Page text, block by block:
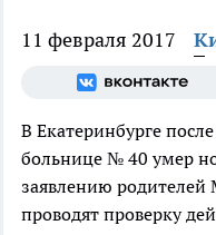
11 февраля 2017
В Екатеринбурге
больнице № 40 умер
заявлению родителей
проводят проверку